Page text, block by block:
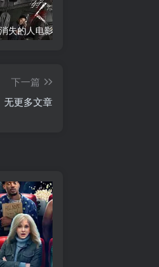
下一篇
无更多文章